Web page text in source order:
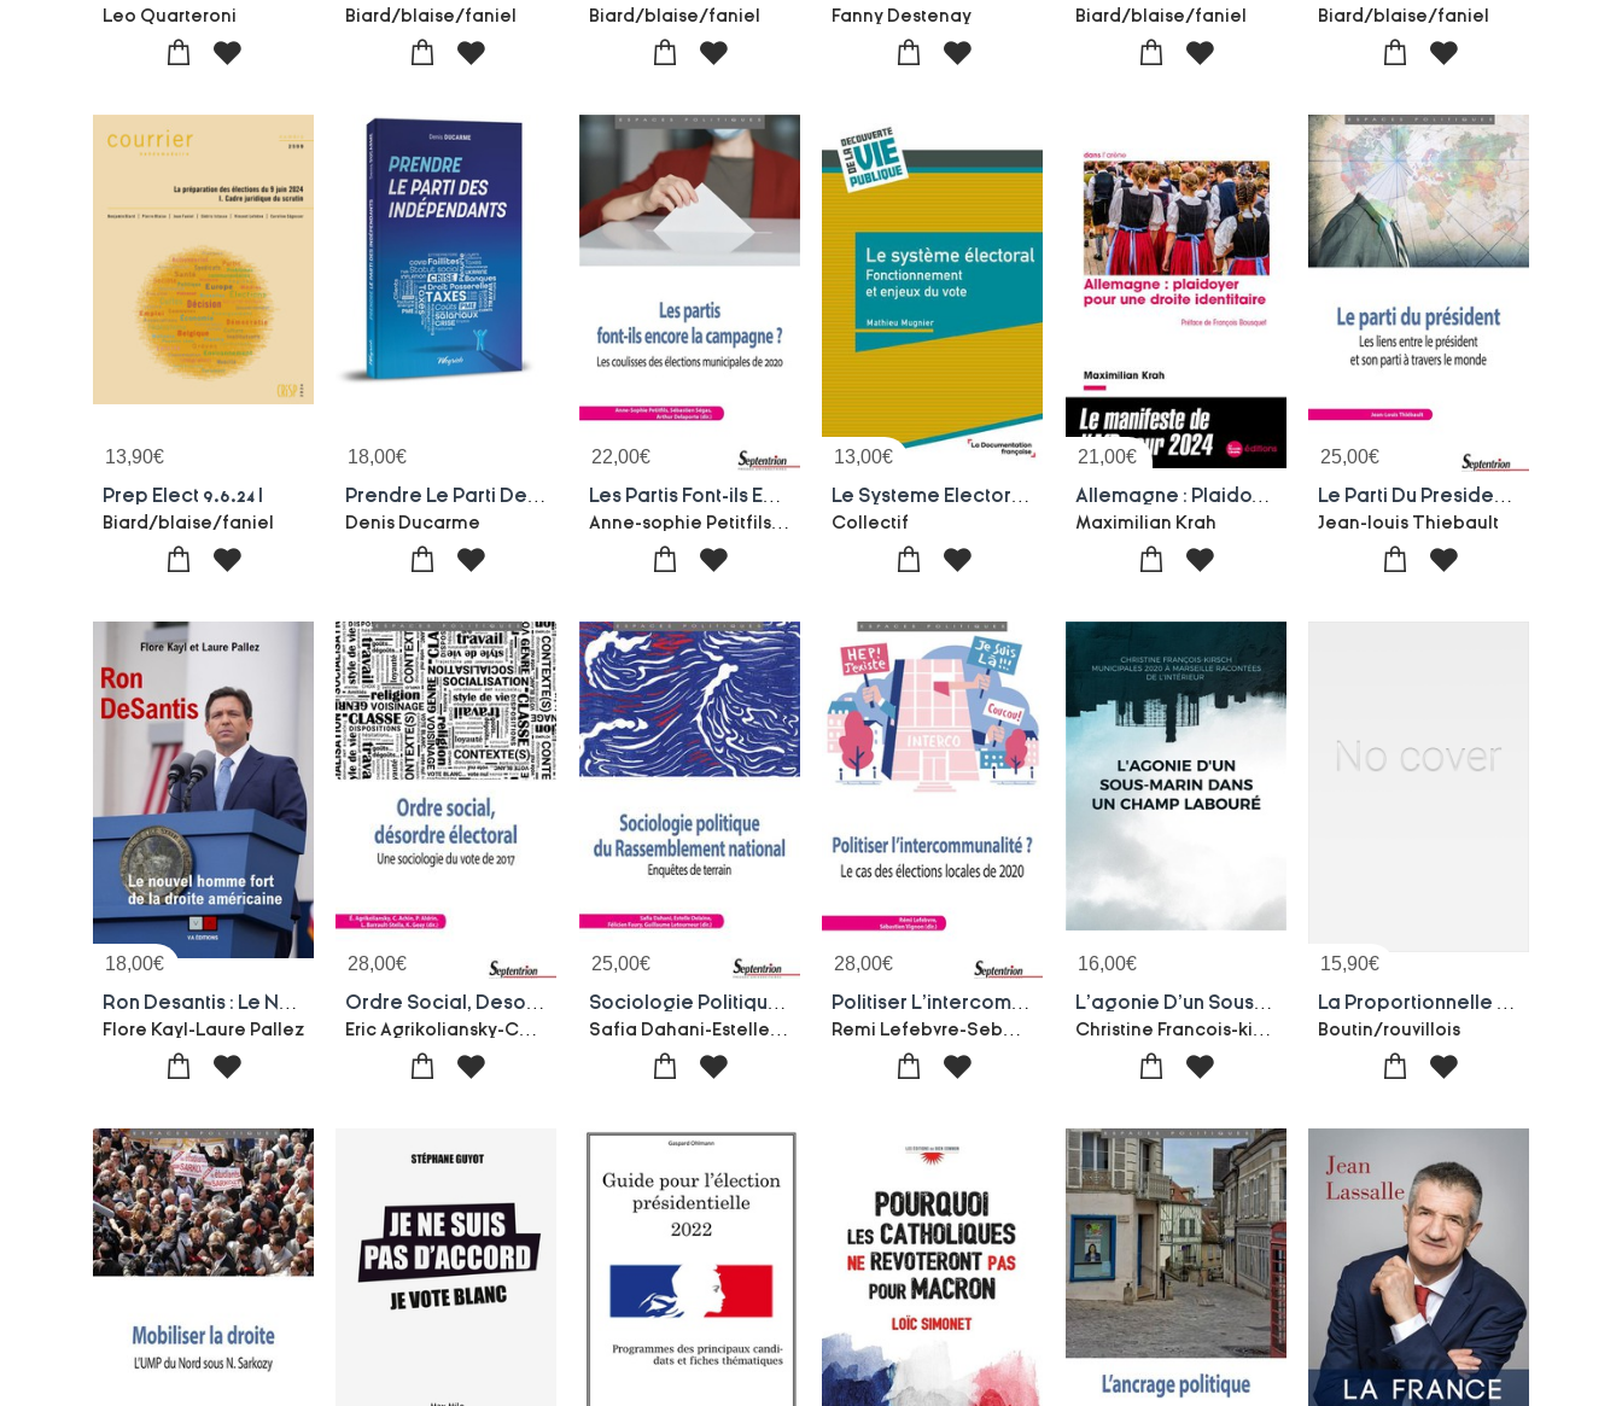
Leo Quarteroni Biard/blaise/faniel Biard/blaise/faniel Fanny Destenay Biard/blaise/faniel Biard/blaise/faniel
13,90€
Prep Elect 9.6.24 I
Biard/blaise/faniel
18,00€
Denis Ducarme
22,00€
Les Partis Font-ils Encore La Campagne ? Les Coulisses Des Elections Municipales De 2020
Anne-sophie Petitfils-Sebastien Segas-Arthur Delaporte-Collectif
13,00€
Collectif
21,00€
Allemagne : Plaidoyer Pour Une Droite Identitaire : Le Manifeste De L'afd Pour 2024
Maximilian Krah
25,00€
Jean-louis Thiebault
18,00€
Flore Kayl-Laure Pallez
28,00€ 25,00€ 28,00€ 16,00€
L'agonie D'un Sous-marin Dans Un Champ Laboura : Municipales 2020 A Marseille : Une Alection Racontae De L'intarieur
15,90€
Boutin/rouvillois